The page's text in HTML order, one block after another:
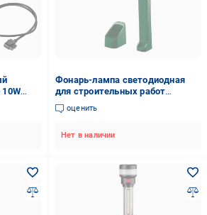
Фонарь-лампа светодиодная
для строительных работ
PARKSIDE PAL 2200 B5
аккумуляторная 600 Лм
оценить
Нет в наличии